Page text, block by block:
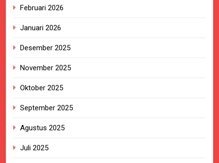
Februari 2026
Januari 2026
Desember 2025
November 2025
Oktober 2025
September 2025
Agustus 2025
Juli 2025